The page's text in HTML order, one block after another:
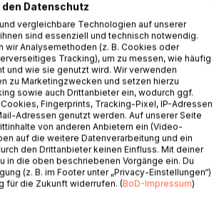
und führt sie in erweiterter Form fort. Es
Faden,
Inneren folgen können, um das Heil in
zu
Hüterinnen und Hüter der Erde den Pfad
Bildsprache und liebevoll
Loacker, tiefstes, spirituelles Wissen auf
aus dem Verkauf dieses Buches wird
Datenschutz
vergleichbare Technologien auf unserer
sind essenziell und technisch notwendig.
wir Analysemethoden (z. B. Cookies oder
Tracking), um zu messen, wie häufig
und wie sie genutzt wird. Wir verwenden
zu Marketingzwecken und setzen hierzu
sowie auch Drittanbieter ein, wodurch ggf.
Fingerprints, Tracking-Pixel, IP-Adressen
Adressen genutzt werden. Auf unserer Seite
von anderen Anbietern ein (Video-
auf die weitere Datenverarbeitung und ein
den Drittanbieter keinen Einfluss. Mit deiner
in die oben beschriebenen Vorgänge ein. Du
(z. B. im Footer unter „Privacy-Einstellungen“)
für die Zukunft widerrufen. (BoD-Impressum)